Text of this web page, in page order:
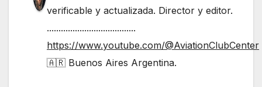
verificable y actualizada. Director y editor.
......................................
https://www.youtube.com/@AviationClubCenter
🇦🇷 Buenos Aires Argentina.